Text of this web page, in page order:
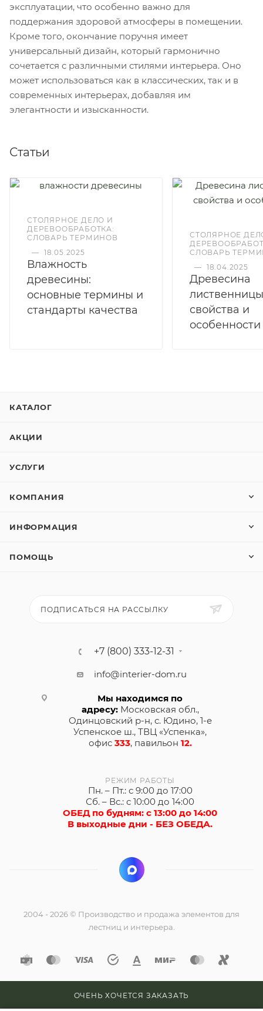
ОЧЕНЬ ХОЧЕТСЯ ЗАКАЗАТЬ
эксплуатации, что особенно важно для
поддержания здоровой атмосферы в помещении.
Кроме того, окончание поручня имеет
универсальный дизайн, который гармонично
сочетается с различными стилями интерьера. Оно
может использоваться как в классических, так и в
современных интерьерах, добавляя им
элегантности и изысканности.
Статьи
СТОЛЯРНОЕ ДЕЛО И
ДЕРЕВООБРАБОТКА:
СЛОВАРЬ ТЕРМИНОВ
— 18.05.2025
Влажность
древесины:
основные термины и
стандарты качества
СТОЛЯРНОЕ
СЛОВАРЬ
— 18.04.2025
Древесина
свойства и
особенности
КАТАЛОГ
АКЦИИ
УСЛУГИ
КОМПАНИЯ
ИНФОРМАЦИЯ
ПОМОЩЬ
ПОДПИСАТЬСЯ НА РАССЫЛКУ
+7 (800) 333-12-31
info@interier-dom.ru
Мы находимся по
адресу:Московская обл.,
Одинцовский р-н, с. Юдино, 1-е
Успенское ш., ТВЦ «Успенка»,
офис 333, павильон 12.
РЕЖИМ РАБОТЫ
Пн. – Пт.: с 9:00 до 17:00
Сб. – Вс.: с 10:00 до 14:00
ОБЕД по будням: с 13:00 до 14:00
В выходные дни - БЕЗ ОБЕДА.
2004 - 2026 © Производство и продажа элементов для
лестниц и интерьера.